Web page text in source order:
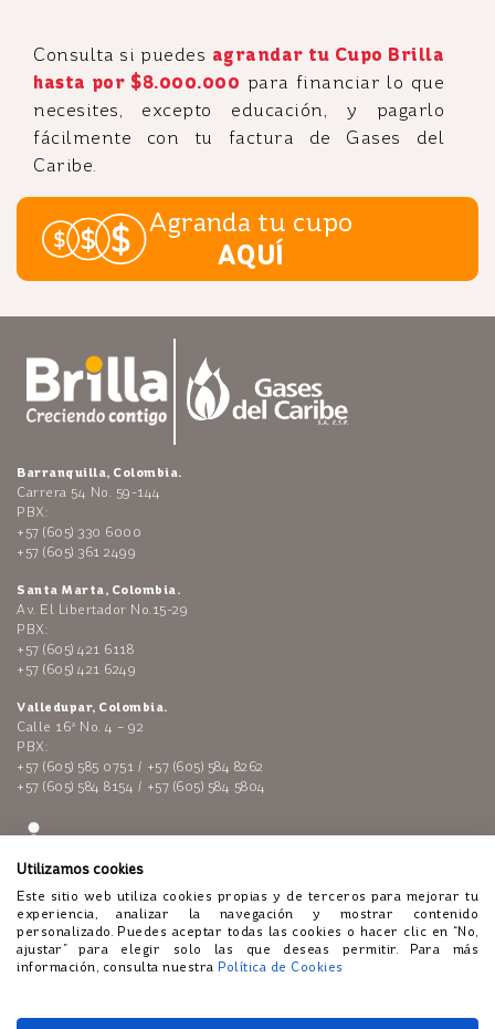
Consulta si puedes agrandar tu Cupo Brilla
hasta por $8.000.000 para financiar lo que
necesites, excepto educación, y pagarlo
fácilmente con tu factura de Gases del
Caribe.
Agranda tu cupo
AQUÍ
Barranquilla, Colombia.
Carrera 54 No. 59-144
PBX:
+57 (605) 330 6000
+57 (605) 361 2499
Santa Marta, Colombia.
Av. El Libertador No.15-29
PBX:
+57 (605) 421 6118
+57 (605) 421 6249
Valledupar, Colombia.
Calle 16ª No. 4 – 92
PBX:
+57 (605) 585 0751 / +57 (605) 584 8262
+57 (605) 584 8154 / +57 (605) 584 5804
Enlaces de interés: Polí­tica de tratamiento de datos personales
Utilizamos cookies
Este sitio web utiliza cookies propias y de terceros para mejorar tu
experiencia, analizar la navegación y mostrar contenido
personalizado. Puedes aceptar todas las cookies o hacer clic en “No,
ajustar” para elegir solo las que deseas permitir. Para más
información, consulta nuestra Política de Cookies